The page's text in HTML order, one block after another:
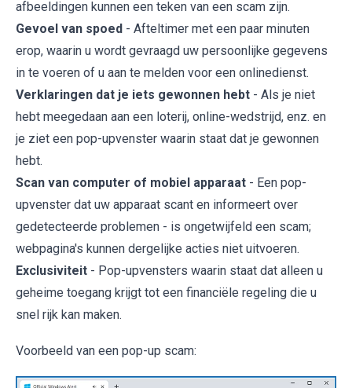
afbeeldingen kunnen een teken van een scam zijn.
Gevoel van spoed - Afteltimer met een paar minuten
erop, waarin u wordt gevraagd uw persoonlijke gegevens
in te voeren of u aan te melden voor een onlinedienst.
Verklaringen dat je iets gewonnen hebt - Als je niet
hebt meegedaan aan een loterij, online-wedstrijd, enz. en
je ziet een pop-upvenster waarin staat dat je gewonnen
hebt.
Scan van computer of mobiel apparaat - Een pop-
upvenster dat uw apparaat scant en informeert over
gedetecteerde problemen - is ongetwijfeld een scam;
webpagina's kunnen dergelijke acties niet uitvoeren.
Exclusiviteit - Pop-upvensters waarin staat dat alleen u
geheime toegang krijgt tot een financiële regeling die u
snel rijk kan maken.
Voorbeeld van een pop-up scam: